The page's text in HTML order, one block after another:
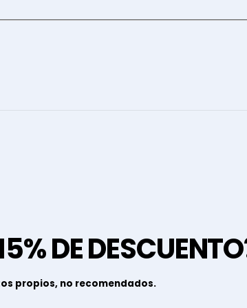
DE
propios, no recomendados.